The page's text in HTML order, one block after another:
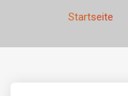
Startseite